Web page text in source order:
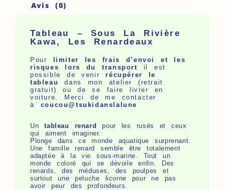
Avis (0)
Tableau – Sous La Rivière
Kawa, Les Renardeaux
Pour limiter les frais d’envoi et les
risques lors du transport il est
possible de venirrécupérer le
tableau
dans mon atelier (retrait
gratuit) ou de se faire livrer en
voiture. Merci de me contacter
à coucou@tsukidanslalune
Untableau renard
pour les rusés et ceux
qui aiment imaginer.
Plonge dans ce monde aquatique surprenant.
Une famille renard semble être totalement
adaptée à la vie sous-marine. Tout un
monde coloré qui se dévoile enfin. Des
renards, des méduses, des poulpes et
surtout une peluche licorne pour ne pas
avoir peur des profondeurs.